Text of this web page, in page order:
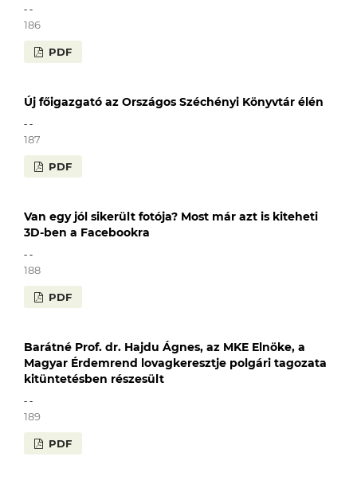
- -
186
PDF
Új főigazgató az Országos Széchényi Könyvtár élén
- -
187
PDF
Van egy jól sikerült fotója? Most már azt is kiteheti
3D-ben a Facebookra
- -
188
PDF
Barátné Prof. dr. Hajdu Ágnes, az MKE Elnöke, a
Magyar Érdemrend lovagkeresztje polgári tagozata
kitüntetésben részesült
- -
189
PDF